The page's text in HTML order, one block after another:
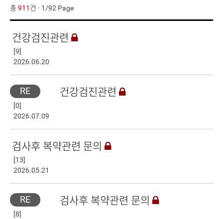
총 911 건 · 1/92 Page
건강검진관련
[9]
2026.06.20
RE 건강검진관련
[0]
2026.07.09
검사후 복약관련 문의
[13]
2026.05.21
RE 검사후 복약관련 문의
[8]